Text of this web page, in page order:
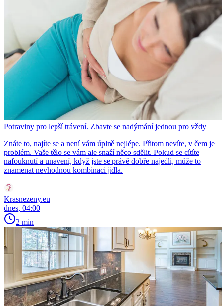
Potraviny pro lepší trávení. Zbavte se nadýmání jednou pro vždy
Znáte to, najíte se a není vám úplně nejlépe. Přitom nevíte, v čem je
problém. Vaše tělo se vám ale snaží něco sdělit. Pokud se cítíte
nafouknutí a unavení, když jste se právě dobře najedli, může to
znamenat nevhodnou kombinaci jídla.
Krasnezeny.eu
dnes, 04:00
2 min